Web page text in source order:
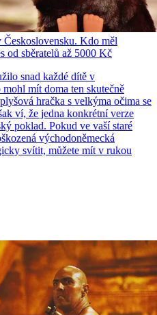
Kdo měl
od sběratelů až 5000 Kč
snad každé dítě v
mít doma ten skutečně
hračka s velkýma očima se
ví, že jedna konkrétní verze
poklad. Pokud ve vaší staré
východoněmecká
svítit, můžete mít v rukou